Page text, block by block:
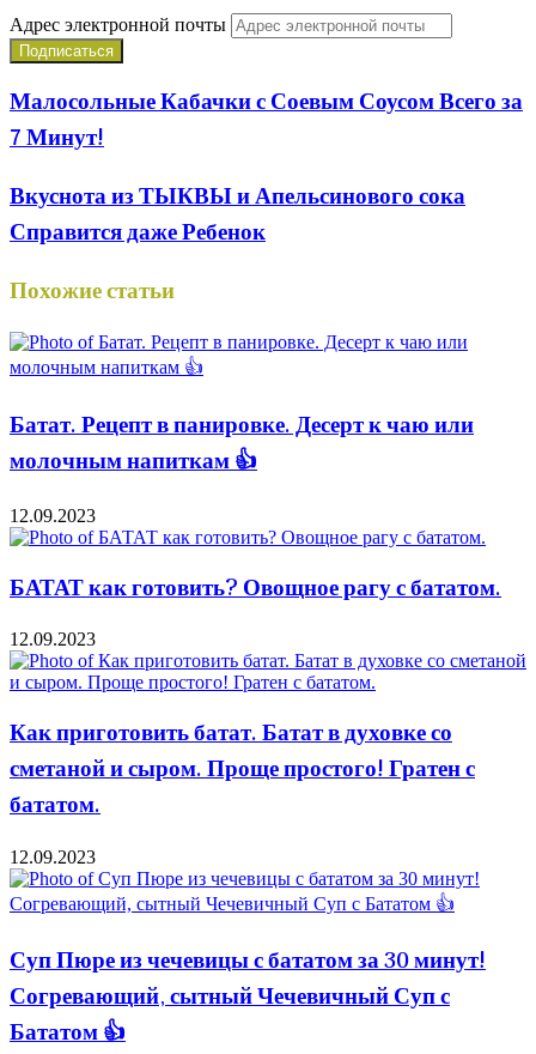
Адрес электронной почты
Малосольные Кабачки с Соевым Соусом Всего за
7 Минут!
Вкуснота из ТЫКВЫ и Апельсинового сока
Справится даже Ребенок
Похожие статьи
Батат. Рецепт в панировке. Десерт к чаю или
молочным напиткам 👍
12.09.2023
БАТАТ как готовить? Овощное рагу с бататом.
12.09.2023
Как приготовить батат. Батат в духовке со
сметаной и сыром. Проще простого! Гратен с
бататом.
12.09.2023
Суп Пюре из чечевицы с бататом за 30 минут!
Согревающий, сытный Чечевичный Суп с
Бататом 👍